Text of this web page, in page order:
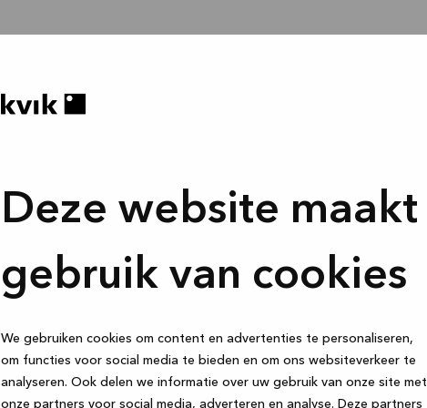
Deze website maakt
gebruik van cookies
We gebruiken cookies om content en advertenties te personaliseren,
om functies voor social media te bieden en om ons websiteverkeer te
analyseren. Ook delen we informatie over uw gebruik van onze site met
onze partners voor social media, adverteren en analyse. Deze partners